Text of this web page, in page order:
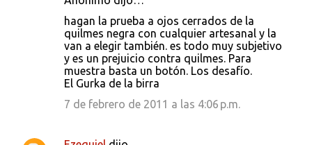
hagan la prueba a ojos cerrados de la
quilmes negra con cualquier artesanal y la
van a elegir también. es todo muy subjetivo
y es un prejuicio contra quilmes. Para
muestra basta un botón. Los desafío.
El Gurka de la birra
7 de febrero de 2011 a las 4:06 p.m.